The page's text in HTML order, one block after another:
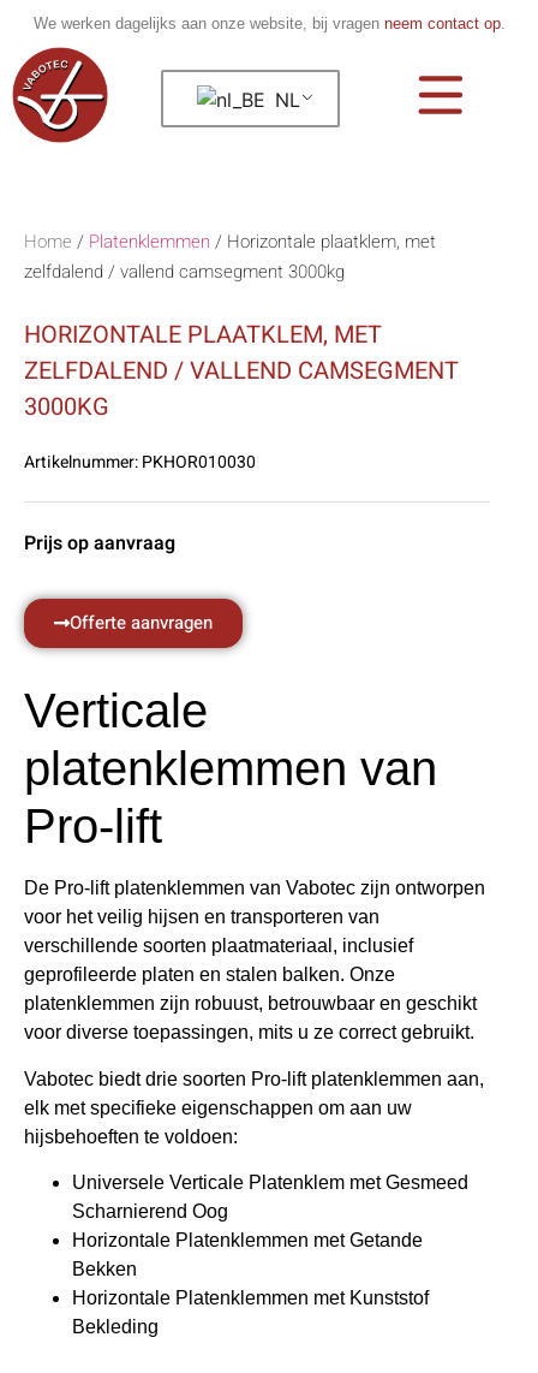
We werken dagelijks aan onze website, bij vragen neem contact op.
NL
Home / Platenklemmen / Horizontale plaatklem, met
zelfdalend / vallend camsegment 3000kg
HORIZONTALE PLAATKLEM, MET
ZELFDALEND / VALLEND CAMSEGMENT
3000KG
Artikelnummer:PKHOR010030
Prijs op aanvraag
Offerte aanvragen
Verticale
platenklemmen van
Pro-lift
De Pro-lift platenklemmen van Vabotec zijn ontworpen
voor het veilig hijsen en transporteren van
verschillende soorten plaatmateriaal, inclusief
geprofileerde platen en stalen balken. Onze
platenklemmen zijn robuust, betrouwbaar en geschikt
voor diverse toepassingen, mits u ze correct gebruikt.
Vabotec biedt drie soorten Pro-lift platenklemmen aan,
elk met specifieke eigenschappen om aan uw
hijsbehoeften te voldoen:
Universele Verticale Platenklem met Gesmeed
Scharnierend Oog
Horizontale Platenklemmen met Getande
Bekken
Horizontale Platenklemmen met Kunststof
Bekleding